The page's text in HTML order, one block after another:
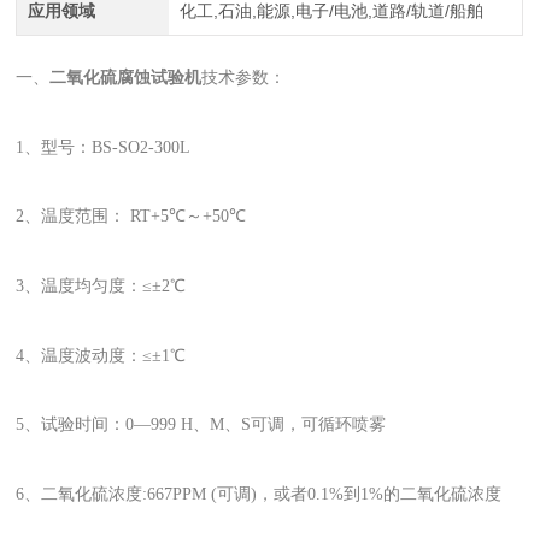
应用领域 化工,石油,能源,电子/电池,道路/轨道/船舶
一、二氧化硫腐蚀试验机技术参数：
1、型号：BS-SO2-300L
2、温度范围： RT+5℃～+50℃
3、温度均匀度：≤±2℃
4、温度波动度：≤±1℃
5、试验时间：0—999 H、M、S可调，可循环喷雾
6、二氧化硫浓度:667PPM (可调)，或者0.1%到1%的二氧化硫浓度